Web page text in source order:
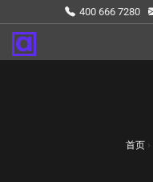
400 666 7280
首页 ›